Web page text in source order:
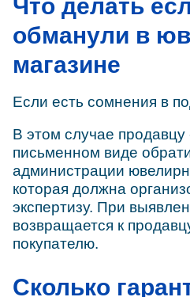
Что делать
обманули в
магазине
Если есть сомнения в
В этом случае продавцу
письменном виде
администрации
которая должна
экспертизу. При
возвращается к
покупателю.
Сколько